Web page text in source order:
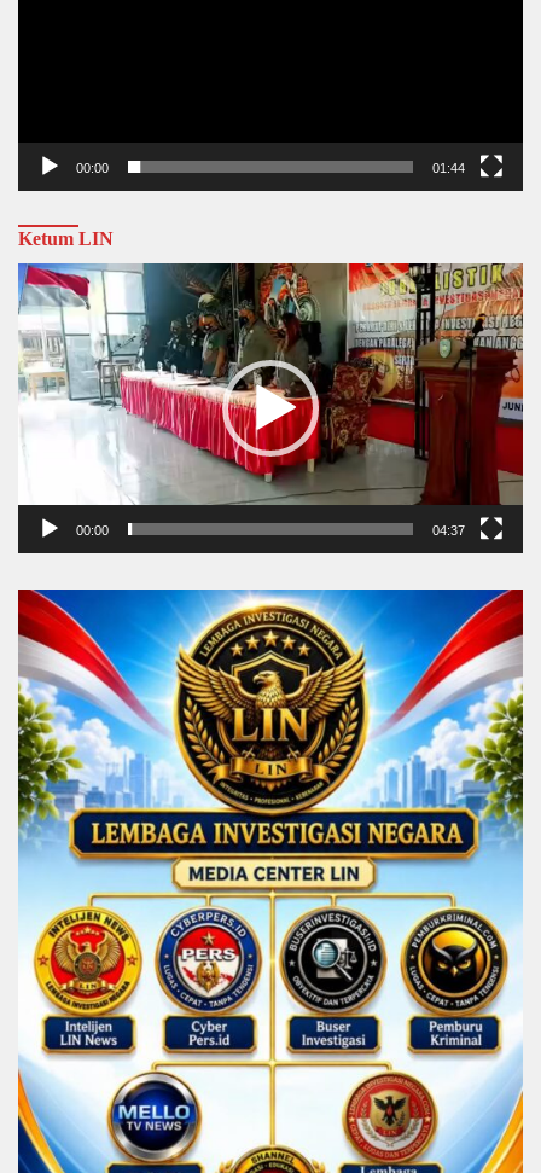
00:00 01:44
Ketum LIN
Video
Player
00:00 04:37